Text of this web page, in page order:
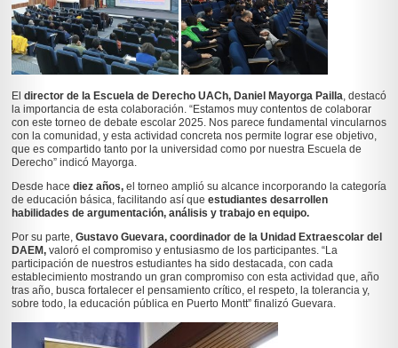
El director de la Escuela de Derecho UACh, Daniel Mayorga Pailla , destacó
la importancia de esta colaboración . “Estamos muy contentos de colaborar
con este torneo de debate escolar 2025. Nos parece fundamental vincularnos
con la comunidad, y esta actividad concreta nos permite lograr ese objetivo,
que es compartido tanto por la universidad como por nuestra Escuela de
Derecho” indicó Mayorga.
Desde hace diez años,el torneo amplió su alcance incorporando la categoría
de educación básica, facilitando así que estudiantes desarrollen
habilidades de argumentación, análisis y trabajo en equipo.
Por su parte, Gustavo Guevara, coordinador de la Unidad Extraescolar del
DAEM,valoró el compromiso y entusiasmo de los participantes. “La
participación de nuestros estudiantes ha sido destacada, con cada
establecimiento mostrando un gran compromiso con esta actividad que, año
tras año, busca fortalecer el pensamiento crítico, el respeto, la tolerancia y,
sobre todo, la educación pública en Puerto Montt”finalizó Guevara.